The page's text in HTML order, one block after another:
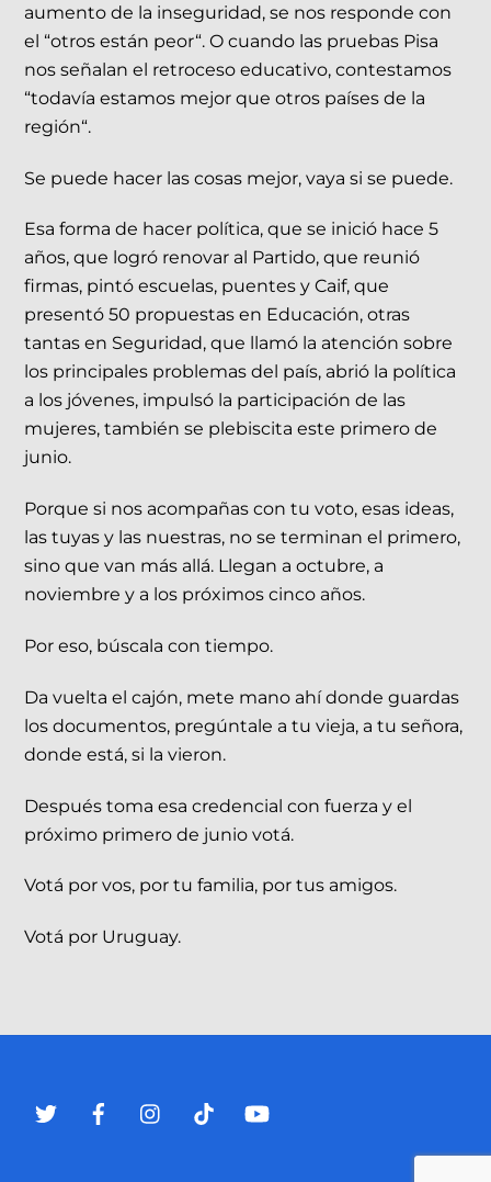
aumento de la inseguridad, se nos responde con
el “otros están peor“. O cuando las pruebas Pisa
nos señalan el retroceso educativo, contestamos
“todavía estamos mejor que otros países de la
región“.
Se puede hacer las cosas mejor, vaya si se puede.
Esa forma de hacer política, que se inició hace 5
años, que logró renovar al Partido, que reunió
firmas, pintó escuelas, puentes y Caif, que
presentó 50 propuestas en Educación, otras
tantas en Seguridad, que llamó la atención sobre
los principales problemas del país, abrió la política
a los jóvenes, impulsó la participación de las
mujeres, también se plebiscita este primero de
junio.
Porque si nos acompañas con tu voto, esas ideas,
las tuyas y las nuestras, no se terminan el primero,
sino que van más allá. Llegan a octubre, a
noviembre y a los próximos cinco años.
Por eso, búscala con tiempo.
Da vuelta el cajón, mete mano ahí donde guardas
los documentos, pregúntale a tu vieja, a tu señora,
donde está, si la vieron.
Después toma esa credencial con fuerza y el
próximo primero de junio votá.
Votá por vos, por tu familia, por tus amigos.
Votá por Uruguay.